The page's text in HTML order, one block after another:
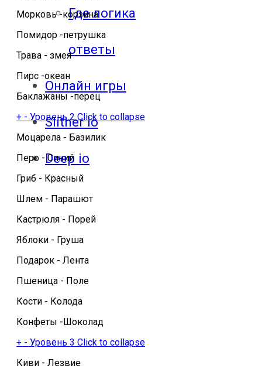
Где логика
ответы
Онлайн игры
Slither io
Deep io
Морковь -корзина
Помидор -петрушка
Трава - змея
Пирс -океан
Баклажаны -перец
+ - Уровень 2 Click to collapse
Моцарела - Базилик
Перо - Синий
Гриб - Красный
Шлем - Парашют
Кастрюля - Порей
Яблоки - Груша
Подарок - Лента
Пшеница - Поле
Кости - Колода
Конфеты -Шоколад
+ - Уровень 3 Click to collapse
Киви - Лезвие